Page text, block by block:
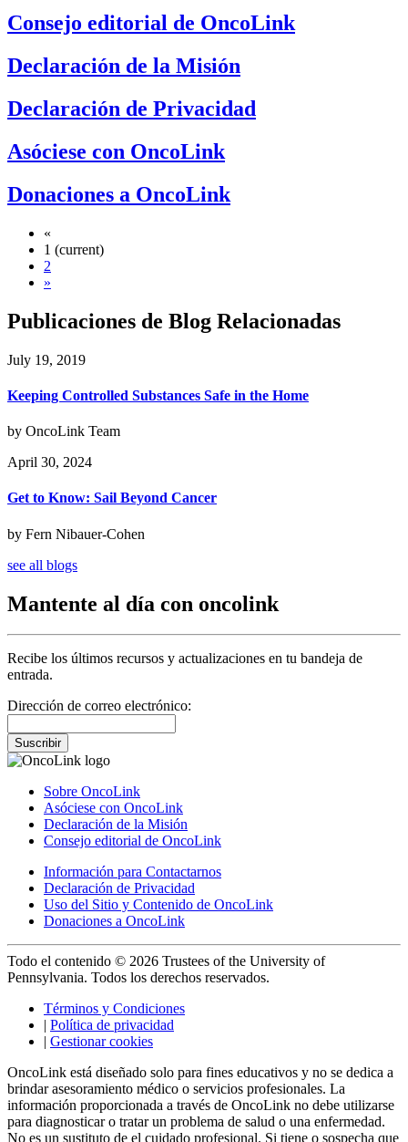
Consejo editorial de OncoLink
Declaración de la Misión
Declaración de Privacidad
Asóciese con OncoLink
Donaciones a OncoLink
«
1 (current)
2
»
Publicaciones de Blog Relacionadas
July 19, 2019
Keeping Controlled Substances Safe in the Home
by OncoLink Team
April 30, 2024
Get to Know: Sail Beyond Cancer
by Fern Nibauer-Cohen
see all blogs
Mantente al día con oncolink
Recibe los últimos recursos y actualizaciones en tu bandeja de
entrada.
Dirección de correo electrónico:
Suscribir
Sobre OncoLink
Asóciese con OncoLink
Declaración de la Misión
Consejo editorial de OncoLink
Información para Contactarnos
Declaración de Privacidad
Uso del Sitio y Contenido de OncoLink
Donaciones a OncoLink
Todo el contenido © 2026 Trustees of the University of
Pennsylvania. Todos los derechos reservados.
Términos y Condiciones
| Política de privacidad
| Gestionar cookies
OncoLink está diseñado solo para fines educativos y no se dedica a
brindar asesoramiento médico o servicios profesionales. La
información proporcionada a través de OncoLink no debe utilizarse
para diagnosticar o tratar un problema de salud o una enfermedad.
No es un sustituto de el cuidado profesional. Si tiene o sospecha que